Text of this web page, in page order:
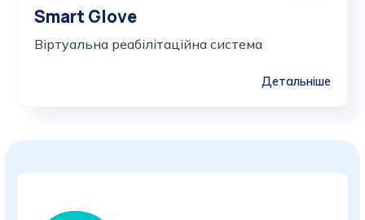
Smart Glove
Віртуальна реабілітаційна система
Детальніше